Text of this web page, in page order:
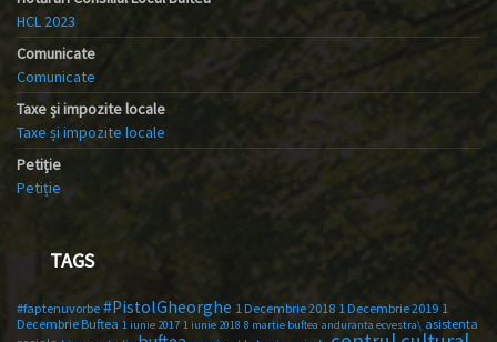
HCL 2023
Comunicate
Comunicate
Taxe și impozite locale
Taxe și impozite locale
Petiție
Petiție
TAGS
#faptenuvorbe #PistolGheorghe 1 Decembrie 2018 1 Decembrie 2019 1
Decembrie Buftea 1 iunie 2017 1 iunie 2018 8 martie buftea anduranta ecvestra\ asistenta